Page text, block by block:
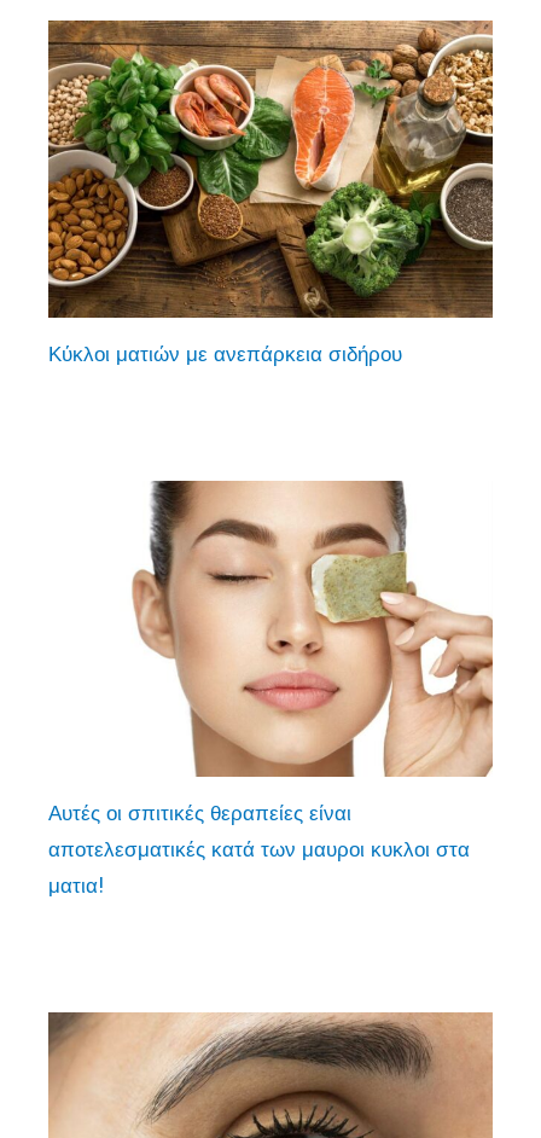
Κύκλοι ματιών με ανεπάρκεια σιδήρου
Αυτές οι σπιτικές θεραπείες είναι
αποτελεσματικές κατά των μαυροι κυκλοι στα
ματια!